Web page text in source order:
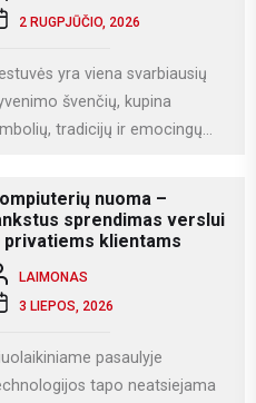
2 RUGPJŪČIO, 2026
yra viena svarbiausių
švenčių, kupina
tradicijų ir emocingų
nuoma –
sprendimas verslui
privatiems klientams
LAIMONAS
3 LIEPOS, 2026
pasaulyje
tapo neatsiejama